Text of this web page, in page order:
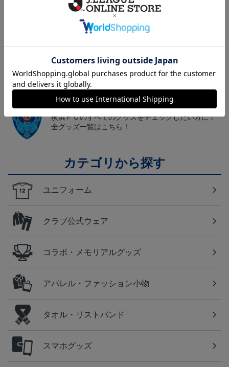
こだわりのデザインに注目！タオルマフラーは応援
の必須アイテム！
横浜ＦＣのすべてのグッズをチェックしたい方に！
全グッズ一覧はこちら！
カテゴリから探す
ユニフォーム
クラブ公式ウェア
コラボ・メモリアルグッズ
アパレル・ファッション小物
タオル・リストバンド
スマホグッズ